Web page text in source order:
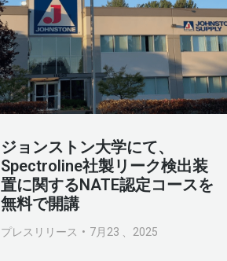
ジョンストン大学にて、
Spectroline社製リーク検出装
置に関するNATE認定コースを
無料で開講
プレスリリース 7月23 、2025